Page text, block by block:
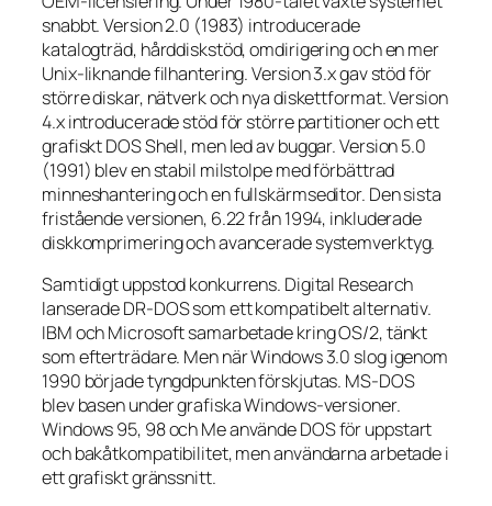
snabbt. Version 2.0 (1983) introducerade
katalogträd, hårddiskstöd, omdirigering och en mer
Unix-liknande filhantering. Version 3.x gav stöd för
större diskar, nätverk och nya diskettformat. Version
4.x introducerade stöd för större partitioner och ett
grafiskt DOS Shell, men led av buggar. Version 5.0
(1991) blev en stabil milstolpe med förbättrad
minneshantering och en fullskärmseditor. Den sista
fristående versionen, 6.22 från 1994, inkluderade
diskkomprimering och avancerade systemverktyg.
Samtidigt uppstod konkurrens. Digital Research
lanserade DR-DOS som ett kompatibelt alternativ.
IBM och Microsoft samarbetade kring OS/2, tänkt
som efterträdare. Men när Windows 3.0 slog igenom
1990 började tyngdpunkten förskjutas. MS-DOS
blev basen under grafiska Windows-versioner.
Windows 95, 98 och Me använde DOS för uppstart
och bakåtkompatibilitet, men användarna arbetade i
ett grafiskt gränssnitt.